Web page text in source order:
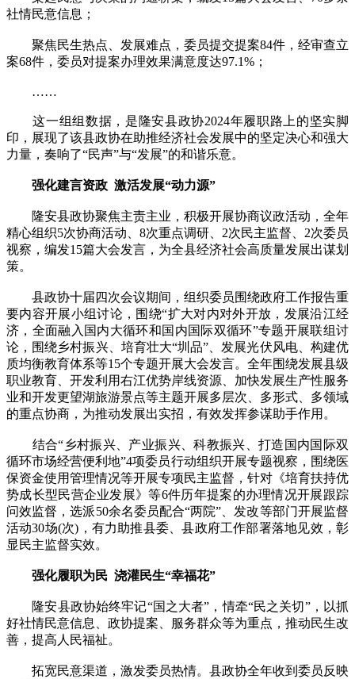
社情民意信息；
聚焦民生热点、发展难点，委员提交提案84件，经审查立
案68件，委员对提案办理效果满意度达97.1%；
……
这一组组数据，是隆安县政协2024年履职路上的坚实脚
印，展现了该县政协在助推经济社会发展中的坚定决心和强大
力量，奏响了“民声”与“发展”的和谐乐意。
强化建言资政 激活发展“动力源”
隆安县政协聚焦主责主业，积极开展协商议政活动，全年
精心组织5次协商活动、8次重点调研、2次民主监督、2次委员
视察，编发15篇大会发言，为全县经济社会高质量发展出谋划
策。
县政协十届四次会议期间，组织委员围绕政府工作报告重
要内容开展小组讨论，围绕“扩大对内对外开放，发展沿江经
济，全面融入国内大循环和国内国际双循环”专题开展联组讨
论，围绕乡村振兴、培育壮大“圳品”、发展光伏风电、构建优
质均衡教育体系等15个专题开展大会发言。全年围绕发展县级
职业教育、开发利用右江优势岸线资源、加快发展生产性服务
业和开发更望湖旅游景点等主题开展多层次、多形式、多领域
的重点协商，为推动发展出实招，有效发挥参谋助手作用。
结合“乡村振兴、产业振兴、科教振兴、打造国内国际双
循环市场经营便利地”4项委员行动组织开展专题视察，围绕医
保资金使用管理情况等开展专项民主监督，针对《培育扶持优
势成长型民营企业发展》等6件历年提案的办理情况开展跟踪
问效监督，选派50余名委员配合“两院”、发改等部门开展监督
活动30场(次)，有力助推县委、县政府工作部署落地见效，彰
显民主监督实效。
强化履职为民 浇灌民生“幸福花”
隆安县政协始终牢记“国之大者”，情牵“民之关切”，以抓
好社情民意信息、政协提案、服务群众等为重点，推动民生改
善，提高人民福祉。
拓宽民意渠道，激发委员热情。县政协全年收到委员反映